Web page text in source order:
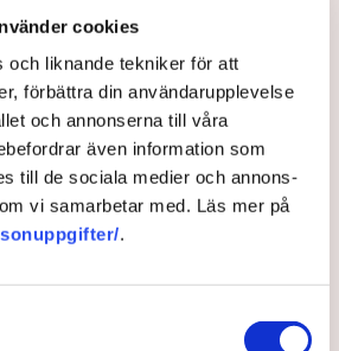
cookies
och liknande tekniker för att
förbättra din användarupplevelse
och annonserna till våra
även information som
till de sociala medier och annons-
vi samarbetar med. Läs mer på
.
att allemansrätten i
Men den rätten har sina
är grundlagsskyddad även på
den ger inte rätt att blockera
utrustning eller förstöra
säger Anna-Lena Mann.
och de igengrävda dikena kan
eller nyss har avslutats, samt